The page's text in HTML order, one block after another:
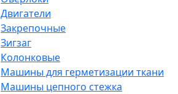
Двигатели
Закрепочные
Зигзаг
Колонковые
Машины для герметизации ткани
Машины цепного стежка